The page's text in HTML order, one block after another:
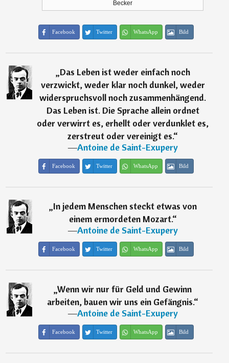
Becker
Facebook Twitter WhatsApp Bild
„Das Leben ist weder einfach noch
verzwickt, weder klar noch dunkel, weder
widerspruchsvoll noch zusammenhängend.
Das Leben ist. Die Sprache allein ordnet
oder verwirrt es, erhellt oder verdunklet es,
zerstreut oder vereinigt es.“
―Antoine de Saint-Exupery
Facebook Twitter WhatsApp Bild
„In jedem Menschen steckt etwas von
einem ermordeten Mozart.“
―Antoine de Saint-Exupery
Facebook Twitter WhatsApp Bild
„Wenn wir nur für Geld und Gewinn
arbeiten, bauen wir uns ein Gefängnis.“
―Antoine de Saint-Exupery
Facebook Twitter WhatsApp Bild